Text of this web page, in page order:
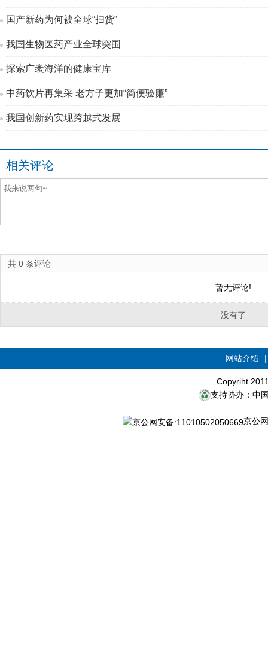
国产新药为何被全球“扫货”
我国生物医药产业全球突围
探索广袤海洋的健康宝库
中药饮片再集采 老方子更加“简便验廉”
我国创新药实现跨越式发展
相关评论
共 0 条评论
暂无评论!
没有了
网站介绍
Copyriht
支持协办：中
京公